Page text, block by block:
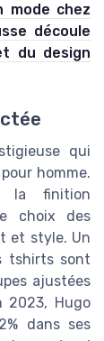
mode chez
découle
du design
qui
homme.
la finition
choix des
et style. Un
tshirts sont
ajustées
2023, Hugo
dans ses